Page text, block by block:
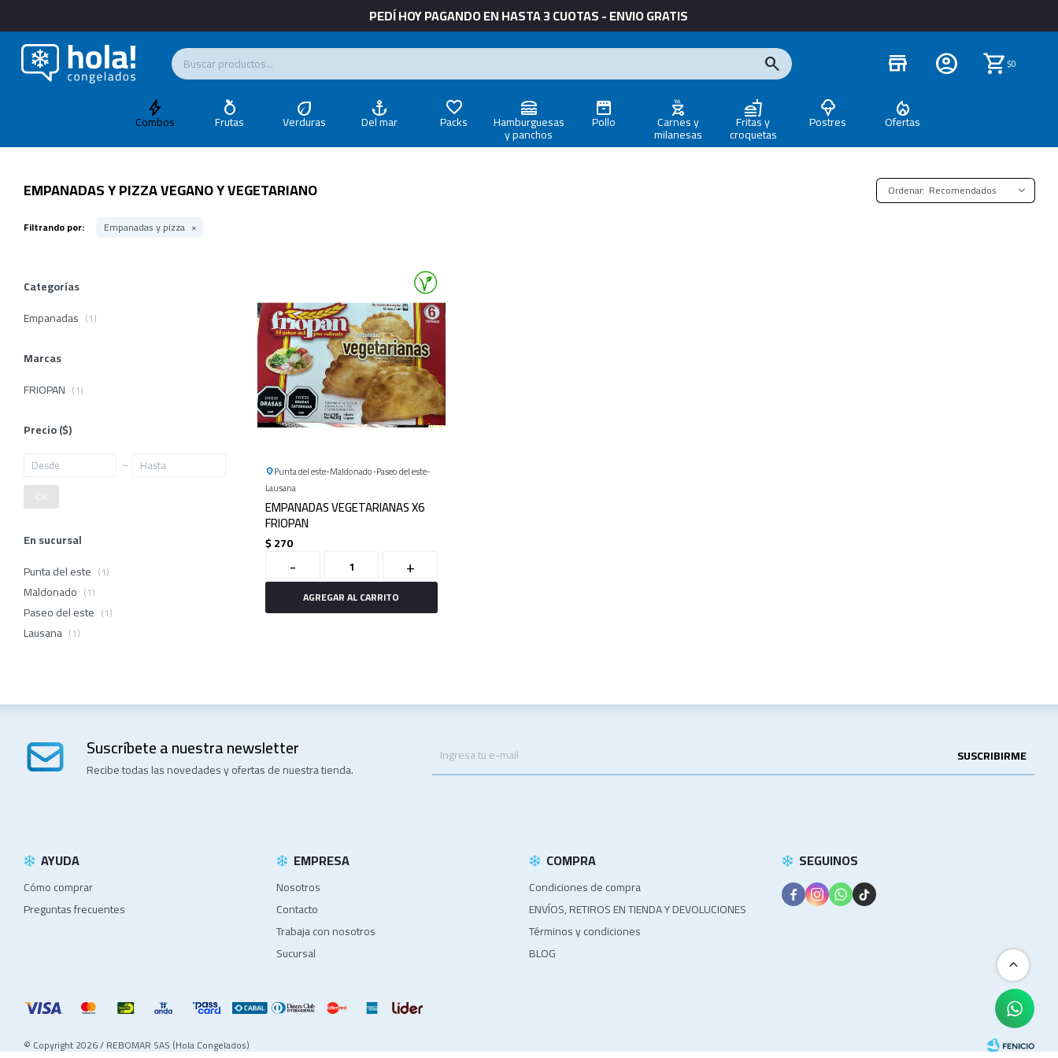
PEDÍ HOY PAGANDO EN HASTA 3 CUOTAS - ENVIO GRATIS
store $0
Combos Frutas Verduras Del mar Packs Hamburguesas
y panchos
Pollo Carnes y
milanesas
Fritas y
croquetas
Postres Ofertas
EMPANADAS Y PIZZA VEGANO Y VEGETARIANO Recomendados
Filtrando por: Empanadas y pizza
Punta del este Maldonado Paseo del este
Lausana
EMPANADAS VEGETARIANAS X6
FRIOPAN
$270
- +
Categorías
Empanadas (1)
Marcas
FRIOPAN (1)
Precio($)
OK
En sucursal
Punta del este (1)
Maldonado (1)
Paseo del este (1)
Lausana (1)
Suscríbete a nuestra newsletter
Recibe todas las novedades y ofertas de nuestra tienda.
SUSCRIBIRME
AYUDA
Cómo comprar
Preguntas frecuentes
EMPRESA
Nosotros
Contacto
Trabaja con nosotros
Sucursal
COMPRA
Condiciones de compra
ENVÍOS, RETIROS EN TIENDA Y DEVOLUCIONES
Términos y condiciones
BLOG
SEGUINOS
   
© Copyright 2026 / REBOMAR SAS (Hola Congelados)